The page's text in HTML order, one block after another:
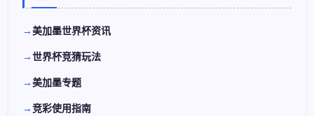
美加墨世界杯资讯
世界杯竞猜玩法
美加墨专题
竞彩使用指南